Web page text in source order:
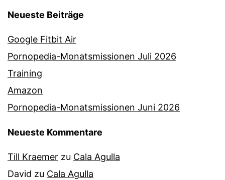
Neueste Beiträge
Google Fitbit Air
Pornopedia-Monatsmissionen Juli 2026
Training
Amazon
Pornopedia-Monatsmissionen Juni 2026
Neueste Kommentare
Till Kraemer zu Cala Agulla
David zu Cala Agulla